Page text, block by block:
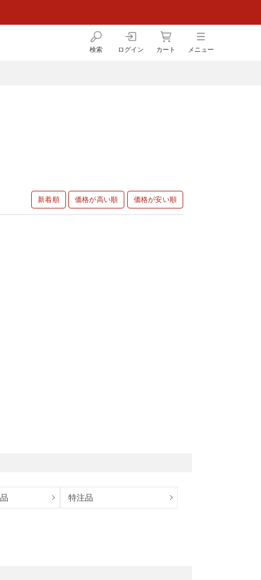
検索 ログイン カート メニュー
新着順 価格が高い順 価格が安い順
特注品